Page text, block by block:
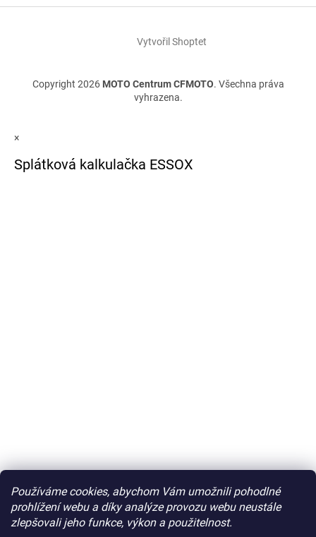
Používáme cookies, abychom Vám umožnili pohodlné
prohlížení webu a díky analýze provozu webu neustále
zlepšovali jeho funkce, výkon a použitelnost.
Vytvořil Shoptet
Copyright 2026 MOTO Centrum CFMOTO. Všechna práva
vyhrazena.
×
Splátková kalkulačka ESSOX